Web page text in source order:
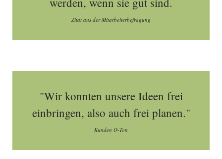
Zitat aus der Mitarbeiterbefragung
"Wir konnten unsere Ideen frei
einbringen, also auch frei planen."
Kunden O-Ton